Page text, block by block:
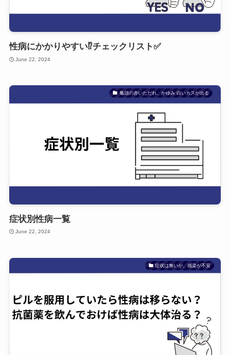
性病にかかりやすい⁉チェックリスト✅
June 22, 2024
亀頭の赤いただれ、かゆみ 白いカスが出る
症状別性病一覧
June 22, 2024
症状は無いが、感染が不安